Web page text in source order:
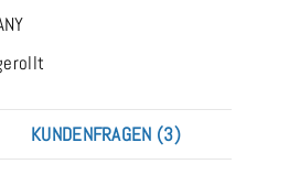
KUNDENFRAGEN (3)